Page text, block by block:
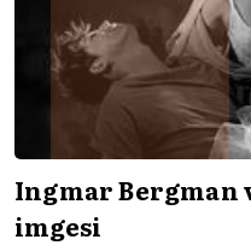
Ingmar Bergman
imgesi